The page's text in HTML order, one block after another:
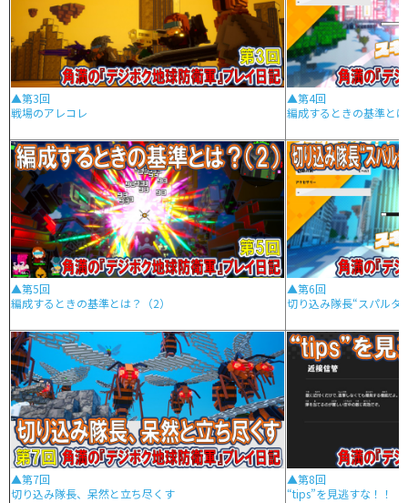
▲第3回
戦場のアレコレ
▲第4回
編成するときの基準と
▲第5回
編成するときの基準とは？（2）
▲第6回
切り込み隊長“スパルタ
▲第7回
切り込み隊長、呆然と立ち尽くす
▲第8回
“tips”を見逃すな！！